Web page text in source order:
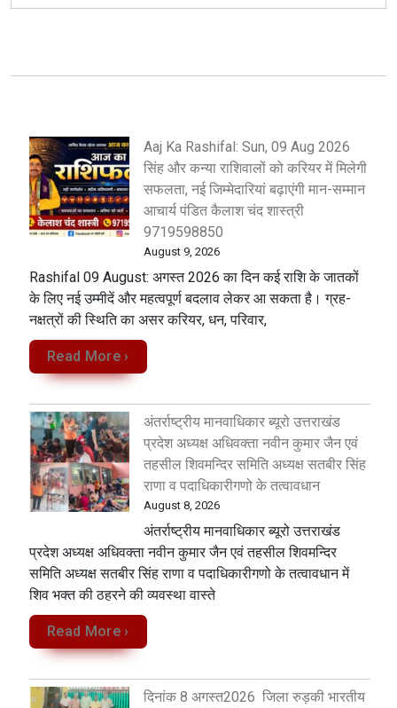
Aaj Ka Rashifal: Sun, 09 Aug 2026
सिंह और कन्या राशिवालों को करियर में मिलेगी
सफलता, नई जिम्मेदारियां बढ़ाएंगी मान-सम्मान
आचार्य पंडित कैलाश चंद शास्त्री
9719598850
August 9, 2026
Rashifal 09 August: अगस्त 2026 का दिन कई राशि के जातकों
के लिए नई उम्मीदें और महत्वपूर्ण बदलाव लेकर आ सकता है। ग्रह-
नक्षत्रों की स्थिति का असर करियर, धन, परिवार,
Read More ›
अंतर्राष्ट्रीय मानवाधिकार ब्यूरो उत्तराखंड
प्रदेश अध्यक्ष अधिवक्ता नवीन कुमार जैन एवं
तहसील शिवमन्दिर समिति अध्यक्ष सतबीर सिंह
राणा व पदाधिकारीगणो के तत्वावधान
August 8, 2026
अंतर्राष्ट्रीय मानवाधिकार ब्यूरो उत्तराखंड
प्रदेश अध्यक्ष अधिवक्ता नवीन कुमार जैन एवं तहसील शिवमन्दिर
समिति अध्यक्ष सतबीर सिंह राणा व पदाधिकारीगणो के तत्वावधान में
शिव भक्त की ठहरने की व्यवस्था वास्ते
Read More ›
दिनांक 8 अगस्त2026 जिला रुड़की भारतीय